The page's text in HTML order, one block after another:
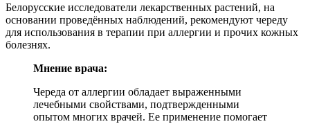
Белорусские исследователи лекарственных растений, на
основании проведённых наблюдений, рекомендуют череду
для использования в терапии при аллергии и прочих кожных
болезнях.
Мнение врача:
Череда от аллергии обладает выраженными
лечебными свойствами, подтвержденными
опытом многих врачей. Ее применение помогает